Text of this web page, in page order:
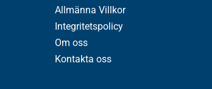
Allmänna Villkor
Integritetspolicy
Om oss
Kontakta oss